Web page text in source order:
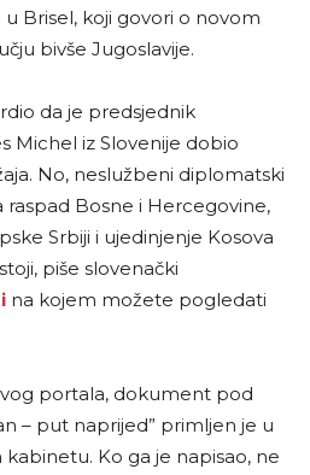
Brisel, koji govori o novom
bivše Jugoslavije.
da je predsjednik
Michel iz Slovenije dobio
No, neslužbeni diplomatski
Bosne i Hercegovine,
Srbiji i ujedinjenje Kosova
piše slovenački
na kojem možete pogledati
portala, dokument pod
– put naprijed” primljen je u
Ko ga je napisao, ne